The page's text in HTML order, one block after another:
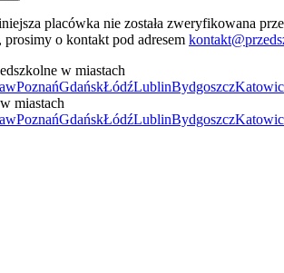
placówka nie została zweryfikowana
o kontakt pod adresem
w miastach
PoznańGdańskŁódźLublinBydgoszcz
miastach
PoznańGdańskŁódźLublinBydgoszcz